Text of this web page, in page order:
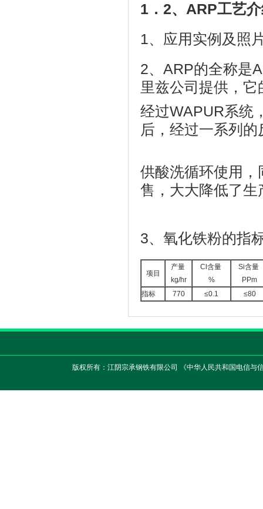
1．2、ARP工艺
1、应用实例及照
2、ARP的全称是
里兹公司提供，
经过WAPUR系统
后，经过一系列
供酸洗循环使用
售，大大降低了生
3、氧化铁粉的指
项目
产量
kg/hr
Cl含量
%
Si含量
PPm
指标
770 ≤0.1 ≤80
版权所有：江阴宗承钢铁有限公司 《中华人民共和国电信与